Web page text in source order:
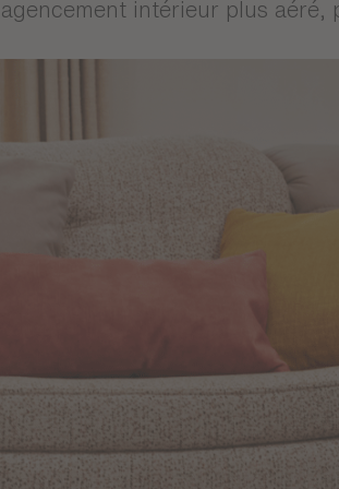
agencement intérieur plus aéré,